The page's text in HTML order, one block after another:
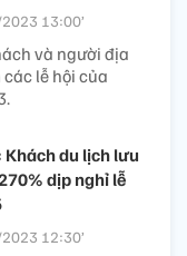
13:00’
và người địa
lễ hội của
du lịch lưu
dịp nghỉ lễ
12:30’